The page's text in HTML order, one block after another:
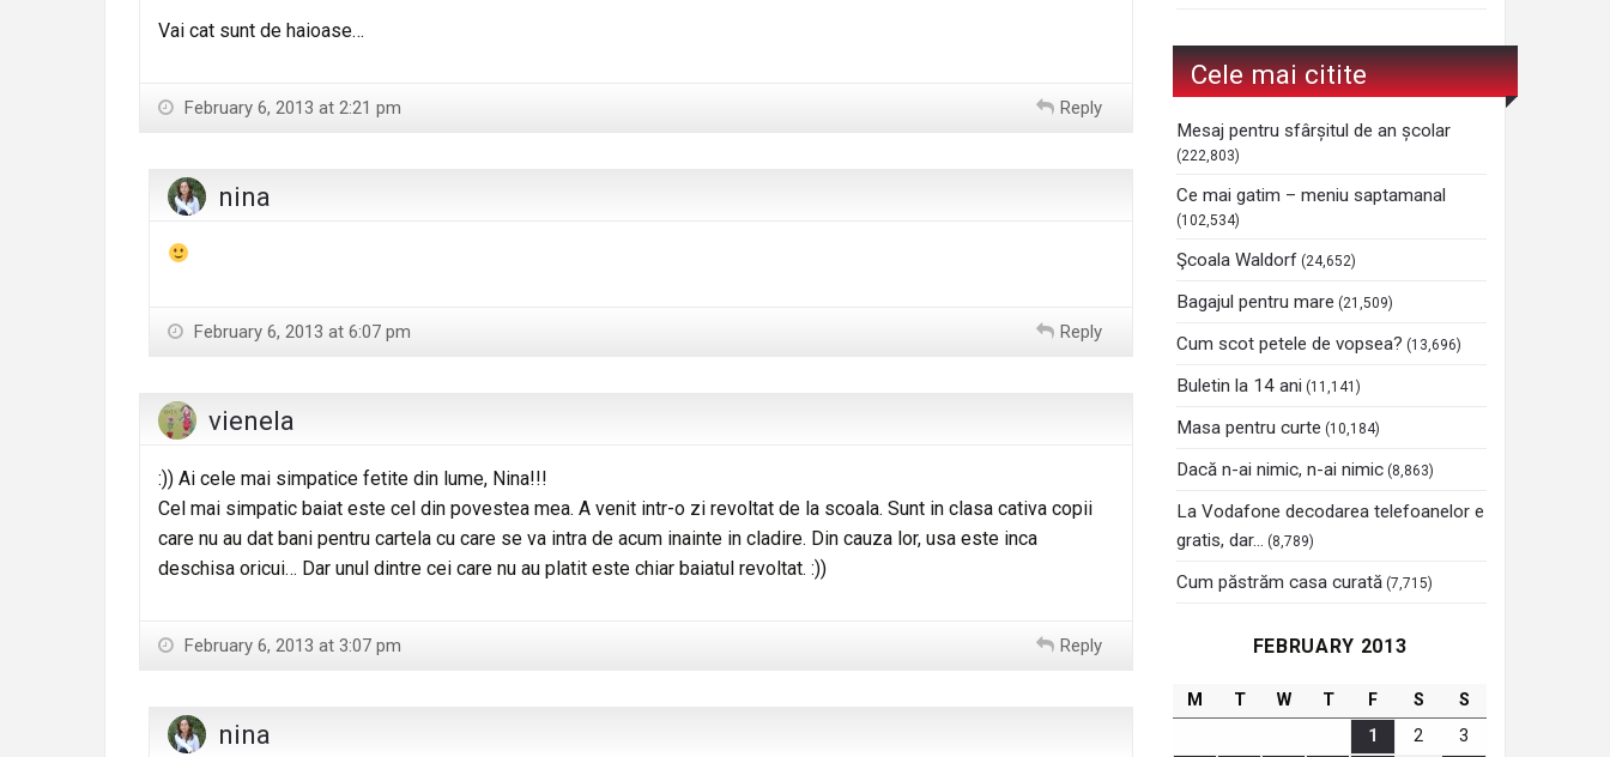
Vai cat sunt de haioase…
February 6, 2013 at 2:21 pm Reply
nina
February 6, 2013 at 6:07 pm Reply
vienela
:)) Ai cele mai simpatice fetite din lume, Nina!!!
Cel mai simpatic baiat este cel din povestea mea. A venit intr-o zi revoltat de la scoala. Sunt in clasa cativa copii
care nu au dat bani pentru cartela cu care se va intra de acum inainte in cladire. Din cauza lor, usa este inca
deschisa oricui… Dar unul dintre cei care nu au platit este chiar baiatul revoltat. :))
February 6, 2013 at 3:07 pm Reply
nina
Cele mai citite
Mesaj pentru sfârșitul de an școlar
(222,803)
Ce mai gatim – meniu saptamanal
(102,534)
Şcoala Waldorf (24,652)
Bagajul pentru mare (21,509)
Cum scot petele de vopsea? (13,696)
Buletin la 14 ani (11,141)
Masa pentru curte (10,184)
Dacă n-ai nimic, n-ai nimic (8,863)
La Vodafone decodarea telefoanelor e
gratis, dar… (8,789)
Cum păstrăm casa curată (7,715)
FEBRUARY 2013
M T W T F S
S
1
2
3